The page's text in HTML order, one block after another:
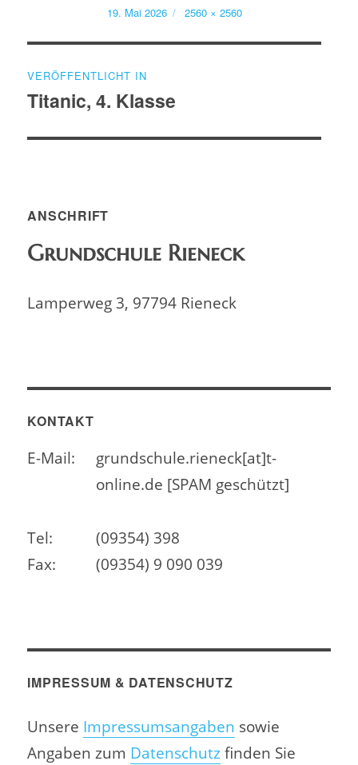
Veröffentlicht
19. Mai 2026
Volle
2560 × 2560
VERÖFFENTLICHT IN
Titanic, 4. Klasse
ANSCHRIFT
Grundschule Rieneck
Lamperweg 3, 97794 Rieneck
KONTAKT
E-Mail:
grundschule.rieneck[at]t-
online.de [SPAM geschützt]
Tel:
(09354) 398
Fax:
(09354) 9 090 039
IMPRESSUM & DATENSCHUTZ
Unsere Impressumsangaben sowie
Angaben zum Datenschutzfinden Sie